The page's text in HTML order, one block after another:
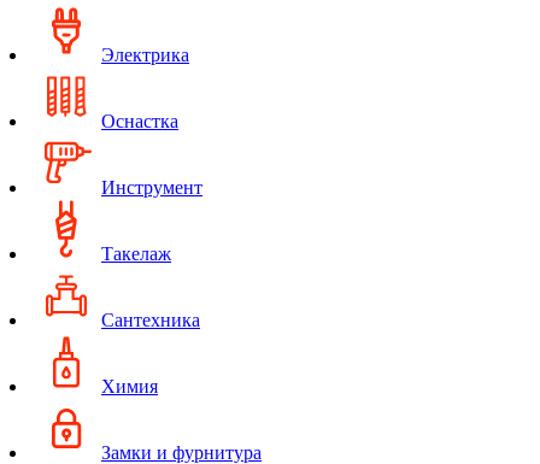
Электрика
Оснастка
Инструмент
Такелаж
Сантехника
Химия
Замки и фурнитура